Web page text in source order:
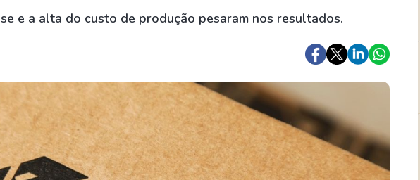
IVVB11
SMAL11
HASH11
GOLD11
XINA11
Apple
Amazon
Google
Meta
Coca-Cola
Criptomoedas
Bitcoin
Ethereum
Dogecoin
Solana
Cardano
e a alta do custo de produção pesaram nos resultados.